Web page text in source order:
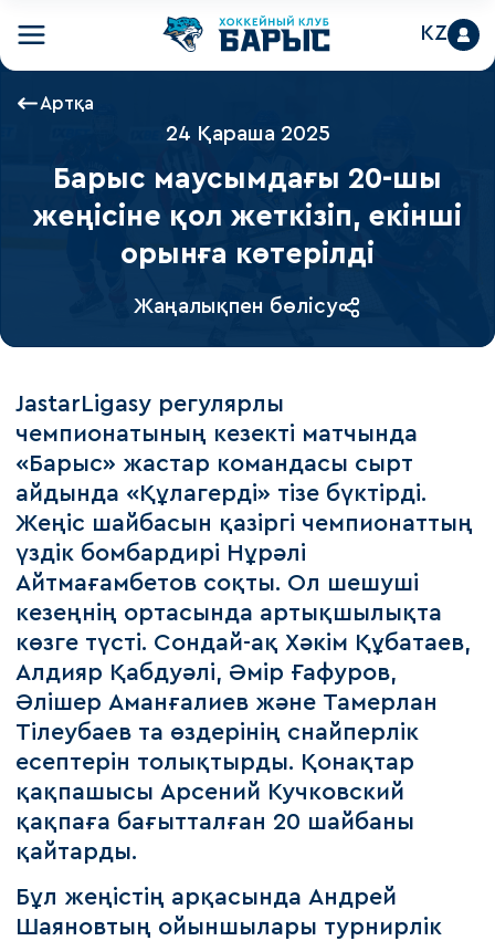
KZ
Артқа
24 Қараша 2025
Барыс маусымдағы 20-шы
жеңісіне қол жеткізіп, екінші
орынға көтерілді
Жаңалықпен бөлісу
JastarLigasy регулярлы
чемпионатының кезекті матчында
«Барыс» жастар командасы сырт
айдында «Құлагерді» тізе бүктірді.
Жеңіс шайбасын қазіргі чемпионаттың
үздік бомбардирі Нұрәлі
Айтмағамбетов соқты. Ол шешуші
кезеңнің ортасында артықшылықта
көзге түсті. Сондай-ақ Хәкім Құбатаев,
Алдияр Қабдуәлі, Әмір Ғафуров,
Әлішер Аманғалиев және Тамерлан
Тілеубаев та өздерінің снайперлік
есептерін толықтырды. Қонақтар
қақпашысы Арсений Кучковский
қақпаға бағытталған 20 шайбаны
қайтарды.
Бұл жеңістің арқасында Андрей
Шаяновтың ойыншылары турнирлік